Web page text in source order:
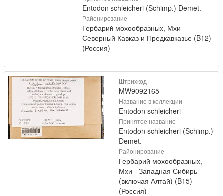
Entodon schleicheri (Schimp.) Demet.
Районирование
Гербарий мохообразных, Мхи -
Северный Кавказ и Предкавказье (B12)
(Россия)
Штрихкод
MW9092165
Название в коллекции
Entodon schleicheri
Принятое название
Entodon schleicheri (Schimp.)
Demet.
Районирование
Гербарий мохообразных,
Мхи - Западная Сибирь
(включая Алтай) (B15)
(Россия)